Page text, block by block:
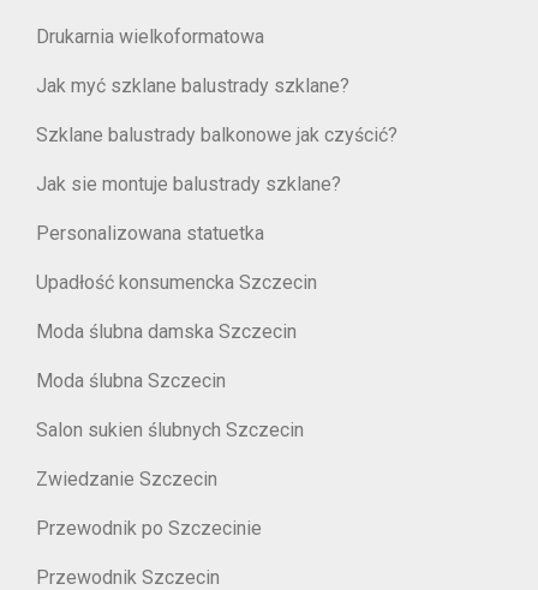
Drukarnia wielkoformatowa
Jak myć szklane balustrady szklane?
Szklane balustrady balkonowe jak czyścić?
Jak sie montuje balustrady szklane?
Personalizowana statuetka
Upadłość konsumencka Szczecin
Moda ślubna damska Szczecin
Moda ślubna Szczecin
Salon sukien ślubnych Szczecin
Zwiedzanie Szczecin
Przewodnik po Szczecinie
Przewodnik Szczecin